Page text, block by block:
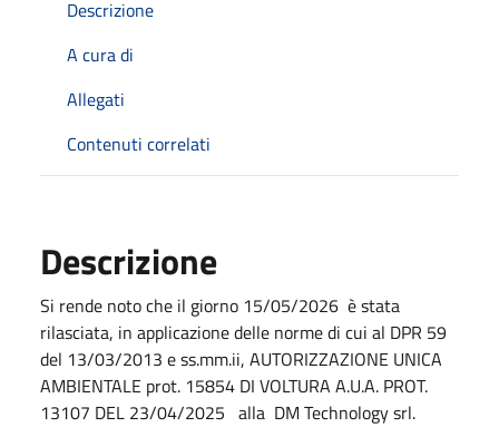
Descrizione
A cura di
Allegati
Contenuti correlati
Descrizione
Si rende noto che il giorno 15/05/2026 è stata
rilasciata, in applicazione delle norme di cui al DPR 59
del 13/03/2013 e ss.mm.ii, AUTORIZZAZIONE UNICA
AMBIENTALE prot. 15854 DI VOLTURA A.U.A. PROT.
13107 DEL 23/04/2025 alla DM Technology srl.